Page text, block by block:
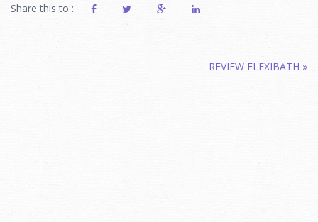
Share this to :
REVIEW FLEXIBATH »